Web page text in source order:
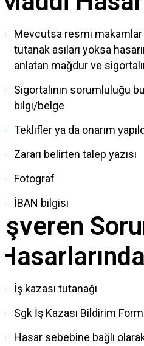
Mevcutsa resmi
tutanak asıları yoksa
anlatan mağdur ve
Sigortalının sorumluluğu
bilgi/belge
Teklifler ya da onarım
Zararı belirten talep yazısı
Fotograf
İBAN bilgisi
İş kazası tutanağı
Sgk İş Kazası Bildirim
Hasar sebebine bağlı